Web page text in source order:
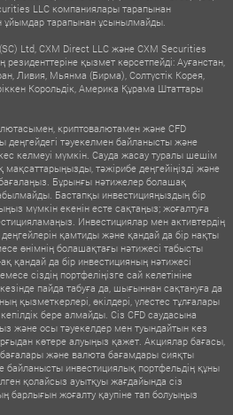
LLC компаниялары тарапынан
тарапынан ұсынылмайды.
Ltd, CXM Direct LLC және CXM Securities
қызмет көрсетпейді: Ауғанстан,
Ливия, Мьянма (Бирма), Солтүстік Корея,
Корольдік, Америка Құрама Штаттары
криптовалютамен және CFD
деңгейдегі тәуекелмен байланысты және
келмеуі мүмкін. Сауда жасау туралы шешім
тәжірибе деңгейіңізді және
бағалаңыз. Бұрынғы нәтижелер болашақ
Бастапқы инвестицияңыздың бір
мүмкін екенін есте сақтаңыз; жоғалтуға
Инвестициялар мен активтердің
деңгейлерін қамтиды және қандай да бір нақты
өнімнің болашақтағы нәтижесі табысты
қандай да бір инвестицияның нәтижесі
сіздің портфеліңізге сай келетініне
пайда табуға да, шығыннан сақтануға да
қызметкерлері, өкілдері, үлестес тұлғалары
бере алмайды. Сіз CFD саудасына
және осы тәуекелдер мен туындайтын кез
көтере алуыңыз қажет. Акциялар бағасы,
және валюта бағамдары сияқты
байланысты инвестициялық портфельдің құны
қолайсыз ауытқуы жағдайында сіз
барлығын жоғалту қаупіне тап болуыңыз